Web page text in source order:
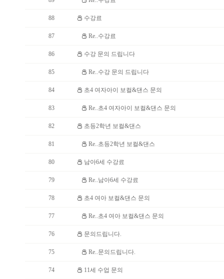
88 수강료
87 Re..수강료
86 수강 문의 드립니다
85 Re..수강 문의 드립니다
84 초4 여자아이 보컬&댄스 문의
83 Re..초4 여자아이 보컬&댄스 문의
82 초등2학년 보컬&댄스
81 Re..초등2학년 보컬&댄스
80 남아6세 수강료
79 Re..남아6세 수강료
78 초4 여아 보컬&댄스 문의
77 Re..초4 여아 보컬&댄스 문의
76 문의드립니다.
75 Re..문의드립니다.
74 11세 수업 문의